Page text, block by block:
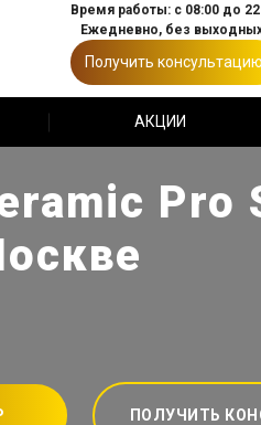
Время работы: с 08:00 до
Ежедневно, без
Получить консультацию
АКЦИИ
Pro
ПОЛУЧИТЬ